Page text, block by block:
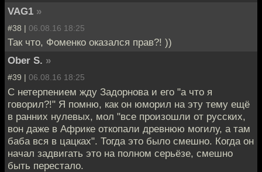
VAG1 »
#38 | 06.08.16 18:25
Так что, Фоменко оказался прав?! ))
Ober S. »
#39 | 06.08.16 18:25
С нетерпением жду Задорнова и его "а что я
говорил?!" Я помню, как он юморил на эту тему ещё
в ранних нулевых, мол "все произошли от русских,
вон даже в Африке откопали древнюю могилу, а там
баба вся в цацках". Тогда это было смешно. Когда он
начал задвигать это на полном серьёзе, смешно
быть перестало.